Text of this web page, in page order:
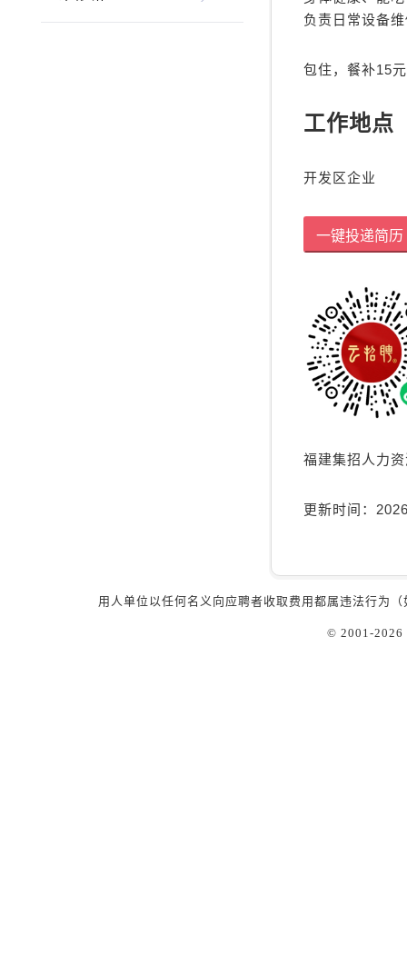
负责日常设备
包住，餐补15
工作地点
开发区企业
一键投递简历
福建集招人力
更新时间：
用人单位以任何名义向应聘者收取费用都属违法行为
© 2001-2026